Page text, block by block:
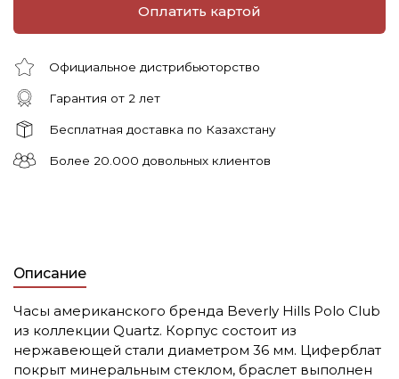
Оплатить картой
Официальное дистрибьюторство
Гарантия от 2 лет
Бесплатная доставка по Казахстану
Более 20.000 довольных клиентов
Описание
Часы американского бренда Beverly Hills Polo Club
из коллекции Quartz. Корпус состоит из
нержавеющей стали диаметром 36 мм. Циферблат
покрыт минеральным стеклом, браслет выполнен